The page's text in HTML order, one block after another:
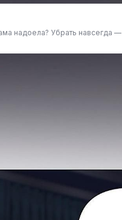
надоела? Убрать навсегда —